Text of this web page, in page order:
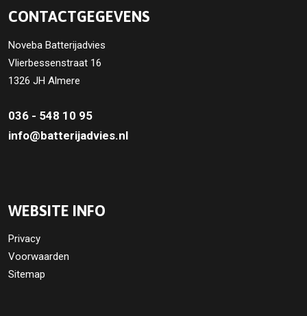
CONTACTGEGEVENS
Noveba Batterijadvies
Vlierbessenstraat 16
1326 JH Almere
036 - 548 10 95
info@batterijadvies.nl
WEBSITE INFO
Privacy
Voorwaarden
Sitemap